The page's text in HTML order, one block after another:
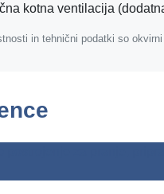
kotna ventilacija
in tehnični podatki so